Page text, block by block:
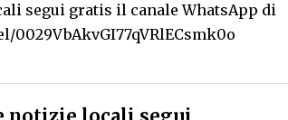
segui gratis il canale WhatsApp di
0029VbAkvGI77qVRlECsmk0o